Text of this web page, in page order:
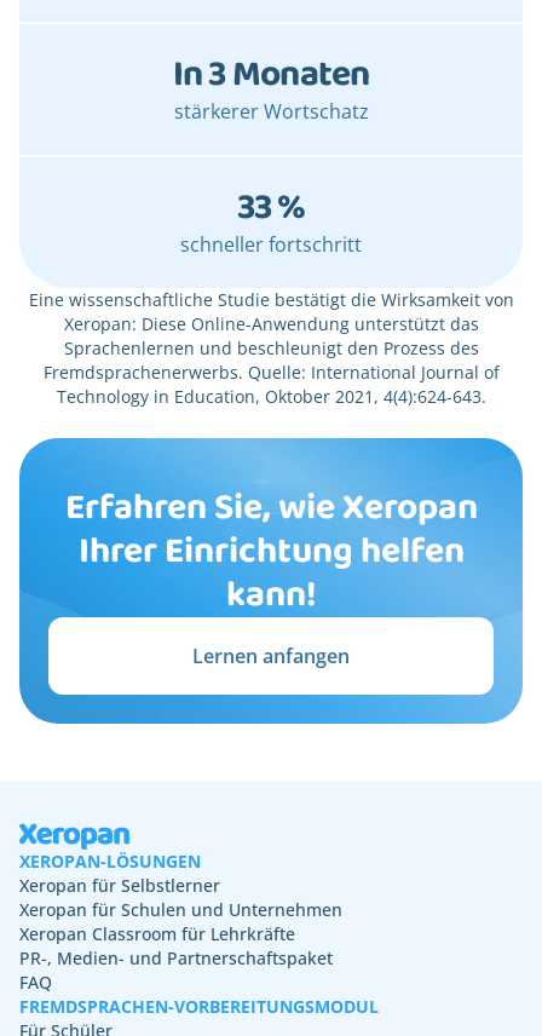
stärkerer Wortschatz
In 3 Monaten
schneller fortschritt
33 %
Eine wissenschaftliche Studie bestätigt die Wirksamkeit von
Xeropan: Diese Online-Anwendung unterstützt das
Sprachenlernen und beschleunigt den Prozess des
Fremdsprachenerwerbs. Quelle: International Journal of
Technology in Education, Oktober 2021, 4(4):624-643.
Erfahren Sie, wie Xeropan
Ihrer Einrichtung helfen
kann!
Lernen anfangen
XEROPAN-LÖSUNGEN
Xeropan für Selbstlerner
Xeropan für Schulen und Unternehmen
Xeropan Classroom für Lehrkräfte
PR-, Medien- und Partnerschaftspaket
FAQ
FREMDSPRACHEN-VORBEREITUNGSMODUL
Für Schüler